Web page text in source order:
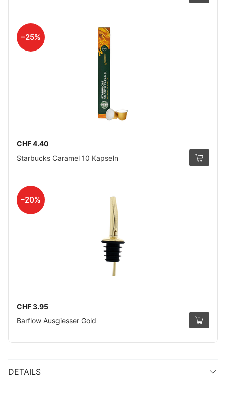
–25%
CHF 4.40
Starbucks Caramel 10 Kapseln
–20%
CHF 3.95
Barflow Ausgiesser Gold
DETAILS